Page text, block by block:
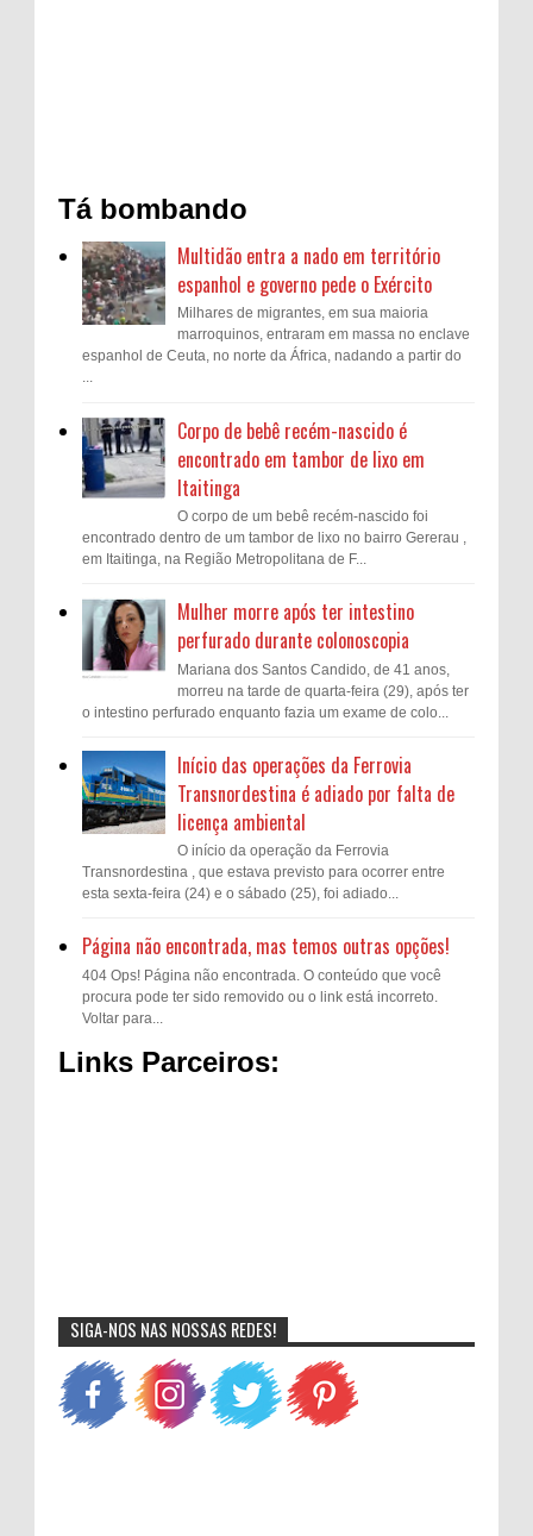
Tá bombando
Multidão entra a nado em território
espanhol e governo pede o Exército
Milhares de migrantes, em sua maioria
marroquinos, entraram em massa no enclave
espanhol de Ceuta, no norte da África, nadando a partir do
...
Corpo de bebê recém-nascido é
encontrado em tambor de lixo em
Itaitinga
O corpo de um bebê recém-nascido foi
encontrado dentro de um tambor de lixo no bairro Gererau ,
em Itaitinga, na Região Metropolitana de F...
Mulher morre após ter intestino
perfurado durante colonoscopia
Mariana dos Santos Candido, de 41 anos,
morreu na tarde de quarta-feira (29), após ter
o intestino perfurado enquanto fazia um exame de colo...
Início das operações da Ferrovia
Transnordestina é adiado por falta de
licença ambiental
O início da operação da Ferrovia
Transnordestina , que estava previsto para ocorrer entre
esta sexta-feira (24) e o sábado (25), foi adiado...
Página não encontrada, mas temos outras opções!
404 Ops! Página não encontrada. O conteúdo que você
procura pode ter sido removido ou o link está incorreto.
Voltar para...
Links Parceiros:
SIGA-NOS NAS NOSSAS REDES!